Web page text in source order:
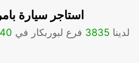
استاجر سيارة
لدينا 3835 فرع لبوربكار في